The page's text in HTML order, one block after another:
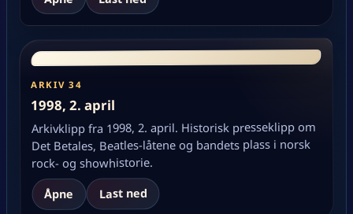
ARKIV 34
1998, 2. april
Arkivklipp fra 1998, 2. april. Historisk presseklipp om
Det Betales, Beatles-låtene og bandets plass i norsk
rock- og showhistorie.
Åpne Last ned